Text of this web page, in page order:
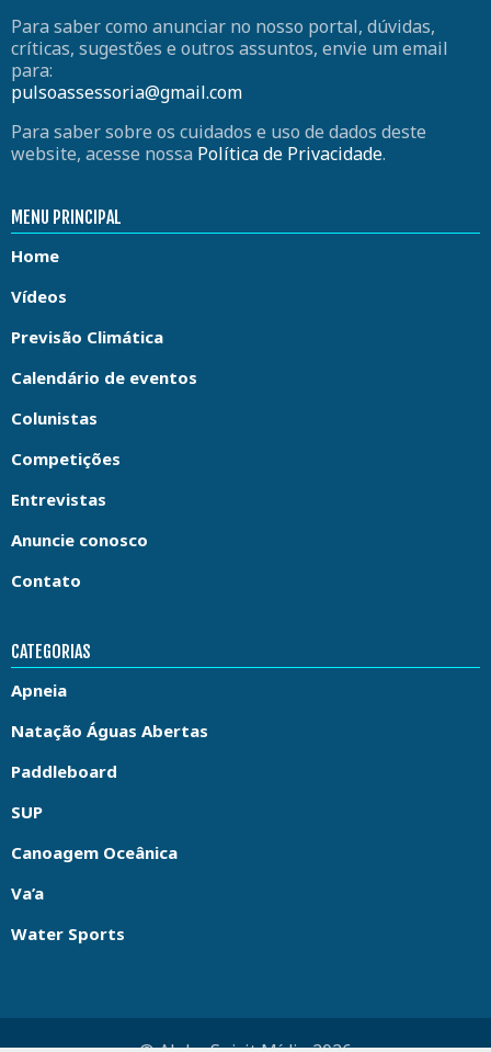
Para saber como anunciar no nosso portal, dúvidas,
críticas, sugestões e outros assuntos, envie um email
para:
pulsoassessoria@gmail.com
Para saber sobre os cuidados e uso de dados deste
website, acesse nossa Política de Privacidade.
MENU PRINCIPAL
Home
Vídeos
Previsão Climática
Calendário de eventos
Colunistas
Competições
Entrevistas
Anuncie conosco
Contato
CATEGORIAS
Apneia
Natação Águas Abertas
Paddleboard
SUP
Canoagem Oceânica
Va’a
Water Sports